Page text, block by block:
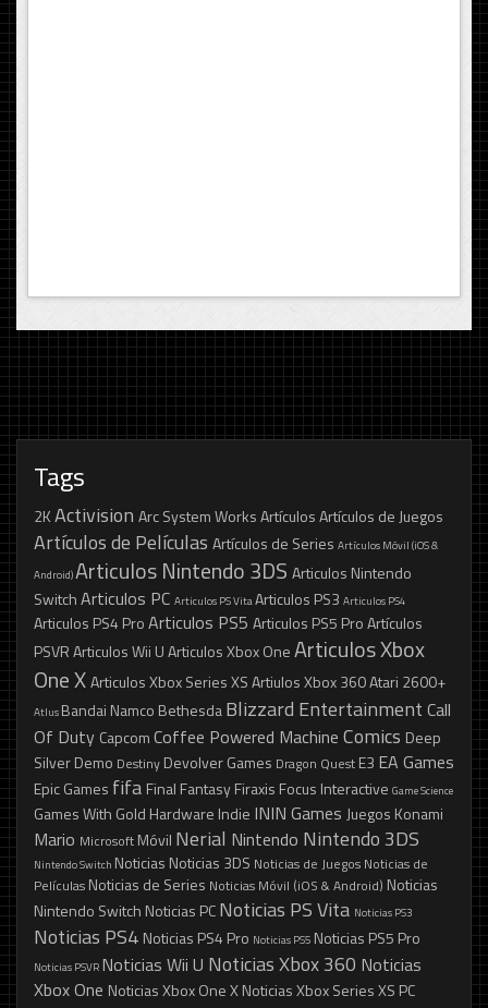
Tags
2KActivision Arc System WorksArtículosArtículos de Juegos
Artículos de Películas Artículos de Series Artículos Móvil (iOS &
Android)Articulos Nintendo 3DS Articulos Nintendo
SwitchArticulos PC Articulos PS VitaArticulos PS3 Articulos PS4
Articulos PS4 ProArticulos PS5 Articulos PS5 ProArtículos
PSVRArticulos Wii UArticulos Xbox OneArticulos Xbox
One XArticulos Xbox Series XSArtiulos Xbox 360Atari 2600+
Atlus Bandai Namco BethesdaBlizzard Entertainment Call
Of Duty CapcomCoffee Powered Machine Comics Deep
SilverDemo Destiny Devolver Games Dragon Quest E3 EA Games
Epic Games fifa Final FantasyFiraxis Focus Interactive Game Science
Games With Gold Hardware Indie ININ Games Juegos Konami
Mario Microsoft Móvil Nerial Nintendo Nintendo 3DS
Nintendo Switch Noticias Noticias 3DS Noticias de Juegos Noticias de
Películas Noticias de Series Noticias Móvil (iOS & Android) Noticias
Nintendo Switch Noticias PCNoticias PS Vita Noticias PS3
Noticias PS4 Noticias PS4 Pro Noticias PS5 Noticias PS5 Pro
Noticias PSVR Noticias Wii U Noticias Xbox 360 Noticias
Xbox One Noticias Xbox One XNoticias Xbox Series XS PC